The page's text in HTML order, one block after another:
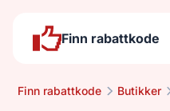
Finn rabattkode
Finn rabattkode Butikker